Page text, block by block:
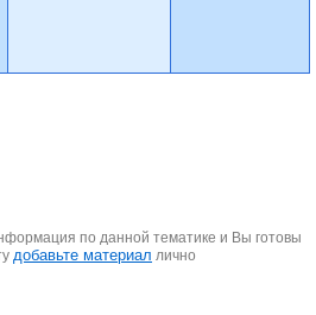
по данной тематике и Вы готовы
добавьте материал лично